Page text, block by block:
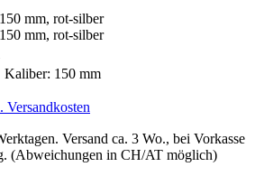
Kaliber: 150 mm
Versand ca. 3 Wo., bei Vorkasse
(Abweichungen in CH/AT möglich)